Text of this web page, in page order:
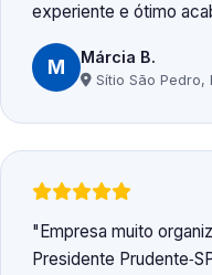
experiente e ótimo
M Márcia B.
Sítio São Pedro,
Empresa muito
Presidente